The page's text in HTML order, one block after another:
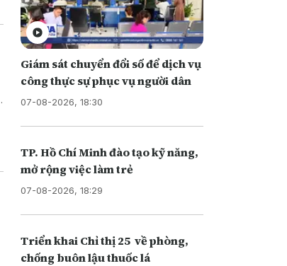
Giám sát chuyển đổi số để dịch vụ
công thực sự phục vụ người dân
07-08-2026, 18:30
TP. Hồ Chí Minh đào tạo kỹ năng,
mở rộng việc làm trẻ
07-08-2026, 18:29
Triển khai Chỉ thị 25 về phòng,
chống buôn lậu thuốc lá